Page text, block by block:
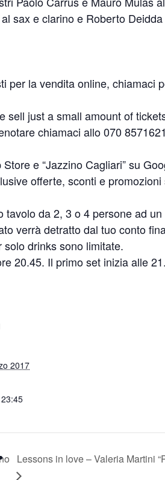
sax e clarino e Roberto
per la vendita online, chiamaci
sell just a small amount of
chiamaci allo 070
e “Jazzino Cagliari” su
offerte, sconti e promozioni
da 2, 3 o 4 persone ad
verrà detratto dal tuo conto
drinks sono limitate.
20.45. Il primo set inizia alle
2017
Lessons in love – Valeria Martini